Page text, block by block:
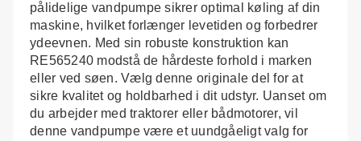
pålidelige vandpumpe sikrer optimal køling af din
maskine, hvilket forlænger levetiden og forbedrer
ydeevnen. Med sin robuste konstruktion kan
RE565240 modstå de hårdeste forhold i marken
eller ved søen. Vælg denne originale del for at
sikre kvalitet og holdbarhed i dit udstyr. Uanset om
du arbejder med traktorer eller bådmotorer, vil
denne vandpumpe være et uundgåeligt valg for